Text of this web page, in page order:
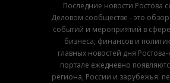
Последние новости Ростова
Деловом сообществе - это
событий и мероприятий в
бизнеса, финансов и
главных новостей дня
портале ежедневно
региона, России и зарубежья.